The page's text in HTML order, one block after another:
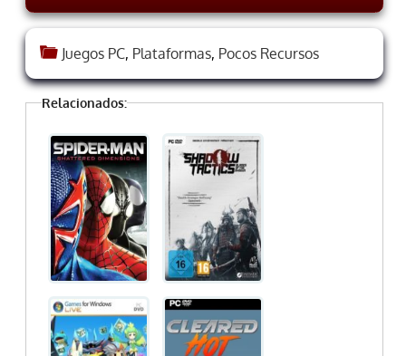
Juegos PC, Plataformas, Pocos Recursos
Relacionados: